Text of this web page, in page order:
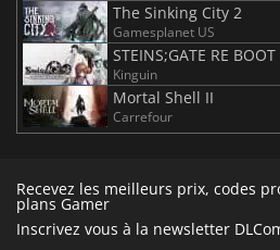
The Sinking City 2
Gamesplanet US
STEINS;GATE RE BOOT
Kinguin
Mortal Shell II
Carrefour
Recevez les meilleurs prix, codes
plans Gamer
Inscrivez vous à la newsletter